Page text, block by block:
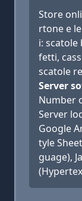
Store
rtone e
i:
fetti,
scatole
Server
Number
Server
Google
tyle
guage),